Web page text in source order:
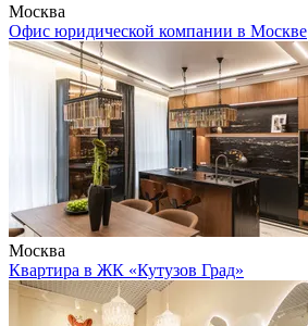
Москва
Офис юридической компании в Москве
Москва
Квартира в ЖК «Кутузов Град»